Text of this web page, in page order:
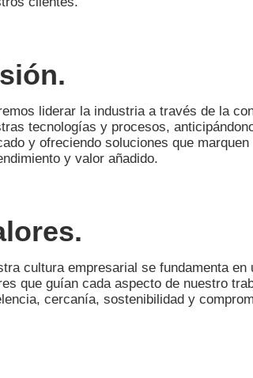
liderar la industria a través de la
tecnologías y procesos,
y ofreciendo soluciones que
y valor añadido.
cultura empresarial se fundamenta en
que guían cada aspecto de nuestro
cercanía, sostenibilidad y